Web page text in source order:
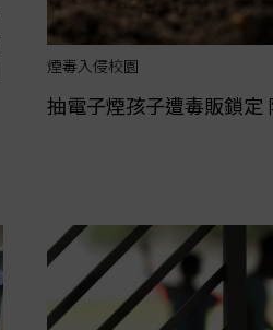
煙毒入侵校園
抽電子煙孩子遭毒販鎖定